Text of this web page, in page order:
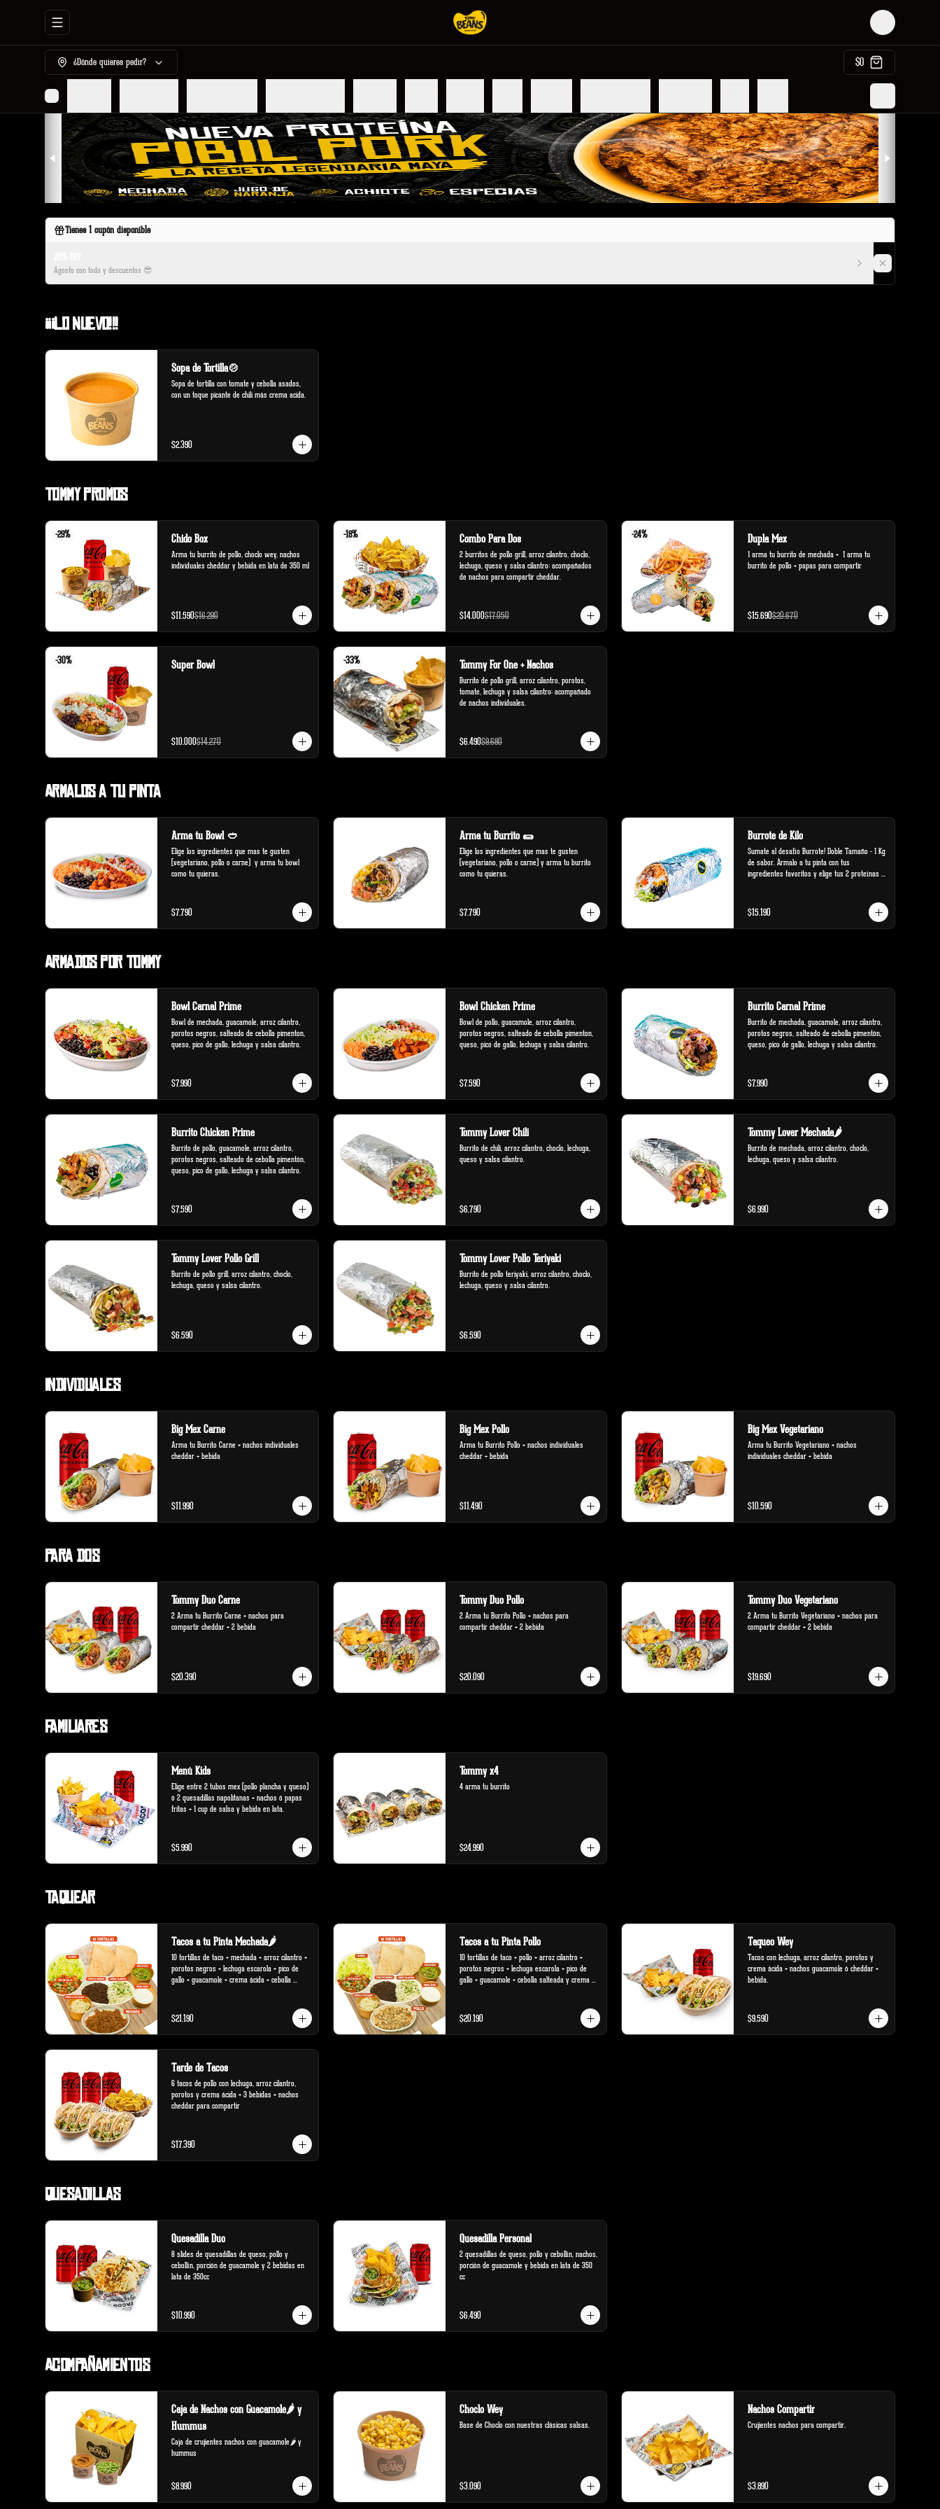
Abrir menu de navegación Login
¿Dónde quieres pedir? $0
Tienes1 cupón disponible
Agosto con todo y descuentos 😎
¡¡¡Lo Nuevo!!!
Sopa de Tortilla🍲
Sopa de tortilla con tomate y cebolla asados,
con un toque picante de chili más crema acida.
$2.390
Tommy Promos
-29% Chido Box
Arma tu burrito de pollo, choclo wey, nachos
individuales cheddar y bebida en lata de 350 ml
$11.590$16.290
-18% Combo Para Dos
2 burritos de pollo grill, arroz cilantro, choclo,
lechuga, queso y salsa cilantro; acompañados
de nachos para compartir cheddar.
$14.000$17.050
-24% Dupla Mex
1 arma tu burrito de mechada +  1 arma tu
burrito de pollo + papas para compartir
$15.690$20.670
-30% Super Bowl
$10.000$14.270
-33% Tommy For One + Nachos
Burrito de pollo grill, arroz cilantro, porotos,
tomate, lechuga y salsa cilantro; acompañado
de nachos individuales.
$6.490$9.680
Armalos a tu pinta
Arma tu Bowl 🥙
Elige los ingredientes que mas te gusten
(vegetariano, pollo o carne)  y arma tu bowl
como tu quieras.
$7.790
Arma tu Burrito 🌯
Elige los ingredientes que mas te gusten
(vegetariano, pollo o carne) y arma tu burrito
como tu quieras.
$7.790
Burrote de Kilo
Sumate al desafío Burrote! Doble Tamaño - 1 Kg
de sabor. Ármalo a tu pinta con tus
ingredientes favoritos y elige tus 2 proteínas
$15.190
Armados por Tommy
Bowl Carnal Prime
Bowl de mechada, guacamole, arroz cilantro,
porotos negros, salteado de cebolla pimenton,
queso, pico de gallo, lechuga y salsa cilantro.
$7.990
Bowl Chicken Prime
Bowl de pollo, guacamole, arroz cilantro,
porotos negros, salteado de cebolla pimenton,
queso, pico de gallo, lechuga y salsa cilantro.
$7.590
Burrito Carnal Prime
Burrito de mechada, guacamole, arroz cilantro,
porotos negros, salteado de cebolla pimentón,
queso, pico de gallo, lechuga y salsa cilantro.
$7.990
Burrito Chicken Prime
Burrito de pollo, guacamole, arroz cilantro,
porotos negros, salteado de cebolla pimentón,
queso, pico de gallo, lechuga y salsa cilantro.
$7.590
Tommy Lover Chili
Burrito de chili, arroz cilantro, choclo, lechuga,
queso y salsa cilantro.
$6.790
Tommy Lover Mechada🌶️
Burrito de mechada, arroz cilantro, choclo,
lechuga, queso y salsa cilantro.
$6.990
Tommy Lover Pollo Grill
Burrito de pollo grill, arroz cilantro, choclo,
lechuga, queso y salsa cilantro.
$6.590
Tommy Lover Pollo Teriyaki
Burrito de pollo teriyaki, arroz cilantro, choclo,
lechuga, queso y salsa cilantro.
$6.590
Individuales
Big Mex Carne
Arma tu Burrito Carne + nachos individuales
cheddar + bebida
$11.990
Big Mex Pollo
Arma tu Burrito Pollo + nachos individuales
cheddar + bebida
$11.490
Big Mex Vegetariano
Arma tu Burrito Vegetariano + nachos
individuales cheddar + bebida
$10.590
Para Dos
Tommy Duo Carne
2 Arma tu Burrito Carne + nachos para
compartir cheddar + 2 bebida
$20.390
Tommy Duo Pollo
2 Arma tu Burrito Pollo + nachos para
compartir cheddar + 2 bebida
$20.090
Tommy Duo Vegetariano
2 Arma tu Burrito Vegetariano + nachos para
compartir cheddar + 2 bebida
$19.690
Familiares
Menú Kids
Elige entre 2 tubos mex (pollo plancha y queso)
ó 2 quesadillas napolitanas + nachos ó papas
fritas + 1 cup de salsa y bebida en lata.
$5.990
Tommy x4
4 arma tu burrito
$24.990
Taquear
Tacos a tu Pinta Mechada🌶️
10 tortillas de taco + mechada + arroz cilantro +
porotos negros + lechuga escarola + pico de
gallo + guacamole + crema ácida + cebolla
$21.190
Tacos a tu Pinta Pollo
10 tortillas de taco + pollo + arroz cilantro +
porotos negros + lechuga escarola + pico de
gallo + guacamole + cebolla salteada y crema
$20.190
Taqueo Wey
Tacos con lechuga, arroz cilantro, porotos y
crema ácida + nachos guacamole ó cheddar +
bebida.
$9.590
Tarde de Tacos
6 tacos de pollo con lechuga, arroz cilantro,
porotos y crema ácida + 3 bebidas + nachos
cheddar para compartir
$17.390
Quesadillas
Quesadilla Duo
8 slides de quesadillas de queso, pollo y
cebollín, porción de guacamole y 2 bebidas en
lata de 350cc
$10.990
Quesadilla Personal
2 quesadillas de queso, pollo y cebollín, nachos,
porción de guacamole y bebida en lata de 350
cc
$6.490
Acompañamientos
Caja de Nachos con Guacamole🌶️ y
Hummus
Caja de crujientes nachos con guacamole🌶️ y
hummus
$8.990
Choclo Wey
Base de Choclo con nuestras clásicas salsas.
$3.090
Nachos Compartir
Crujientes nachos para compartir.
$3.890